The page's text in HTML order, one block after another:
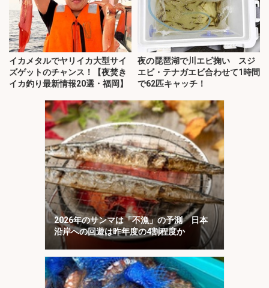
イカメタルでヤリイカ大型サイ
ズゲットのチャンス！【夜焚き
イカ釣り最新情報20選・福岡】
夜の琵琶湖で川エビ掬い スジ
エビ・テナガエビ合わせて1時間
で62匹キャッチ！
2026年のサンマは「不漁」の予測 日本
沿岸への回遊は昨年度の4割程度か